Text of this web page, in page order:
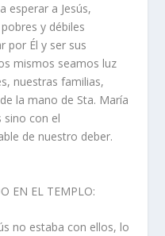
esperar a Jesús,
y débiles
por Él y ser sus
mismos seamos luz
nuestras familias,
la mano de Sta. María
sino con el
de nuestro deber.
EN EL TEMPLO:
no estaba con ellos, lo